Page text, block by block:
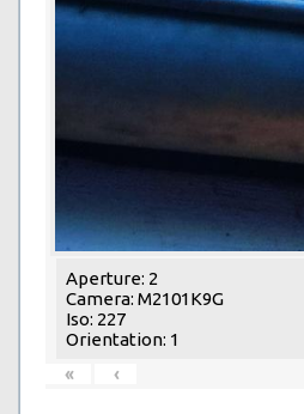
Aperture: 2
Camera: M2101K9G
Iso: 227
Orientation: 1
«
‹